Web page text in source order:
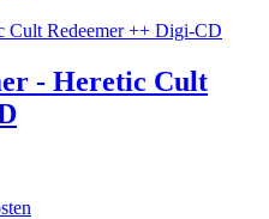
- Heretic Cult